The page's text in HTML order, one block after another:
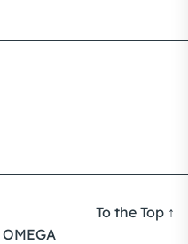
OMEGA
To the Top ↑